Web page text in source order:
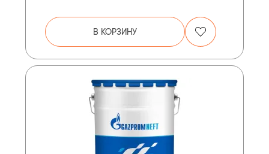
В КОРЗИНУ